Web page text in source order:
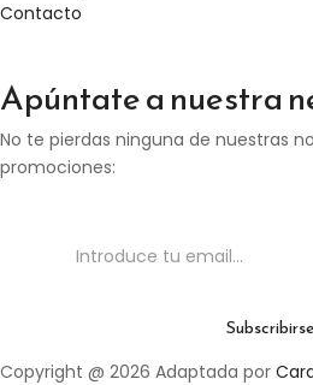
Contacto
Apúntate a nuestra
No te pierdas ninguna de nuestras
promociones:
Copyright @ 2026 Adaptada por